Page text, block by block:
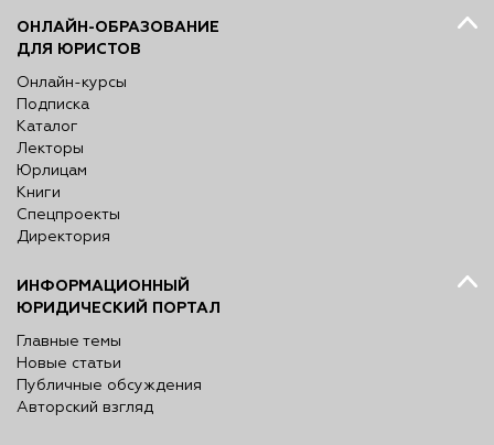
ОНЛАЙН-ОБРАЗОВАНИЕ
ДЛЯ ЮРИСТОВ
Онлайн-курсы
Подписка
Каталог
Лекторы
Юрлицам
Книги
Спецпроекты
Директория
ИНФОРМАЦИОННЫЙ
ЮРИДИЧЕСКИЙ ПОРТАЛ
Главные темы
Новые статьи
Публичные обсуждения
Авторский взгляд